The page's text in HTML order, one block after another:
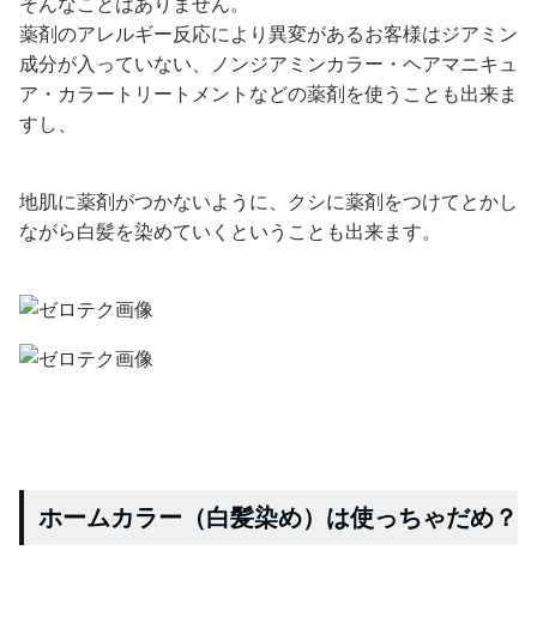
薬剤のアレルギー反応により異変があるお客様はジアミン
成分が入っていない、ノンジアミンカラー・ヘアマニキュ
ア・カラートリートメントなどの薬剤を使うことも出来ま
すし、
地肌に薬剤がつかないように、クシに薬剤をつけてとかし
ながら白髪を染めていくということも出来ます。
ホームカラー（白髪染め）は使っちゃだめ？